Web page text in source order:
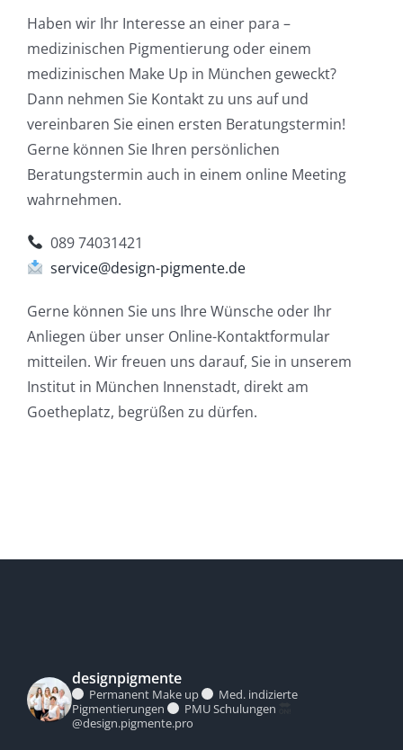
Haben wir Ihr Interesse an einer para –
medizinischen Pigmentierung oder einem
medizinischen Make Up in München geweckt?
Dann nehmen Sie Kontakt zu uns auf und
vereinbaren Sie einen ersten Beratungstermin!
Gerne können Sie Ihren persönlichen
Beratungstermin auch in einem online Meeting
wahrnehmen.
089 74031421
service@design-pigmente.de
Gerne können Sie uns Ihre Wünsche oder Ihr
Anliegen über unser Online-Kontaktformular
mitteilen. Wir freuen uns darauf, Sie in unserem
Institut in München Innenstadt, direkt am
Goetheplatz, begrüßen zu dürfen.
designpigmente
Permanent Make up
Med. indizierte
Pigmentierungen
PMU Schulungen
@design.pigmente.pro